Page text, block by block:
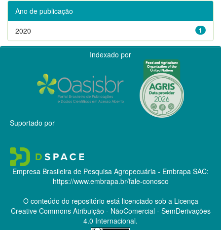
Ano de publicação
1
2020
Indexado por
Suportado por
Empresa Brasileira de Pesquisa Agropecuária - Embrapa SAC:
https://www.embrapa.br/fale-conosco
O conteúdo do repositório está licenciado sob a Licença
Creative CommonsAtribuição - NãoComercial - SemDerivações
4.0 Internacional.